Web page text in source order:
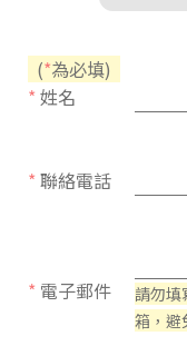
(*為必填)
* 姓名
* 聯絡電話
* 電子郵件
請勿
箱，避